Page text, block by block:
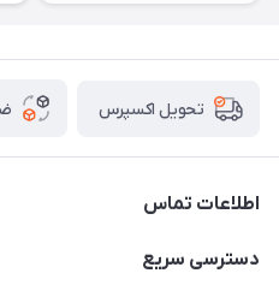
تحویل اکسپرس
اطلاعات تماس
برای دریافت کدرهگیری پیامک دهید
دسترسی سریع